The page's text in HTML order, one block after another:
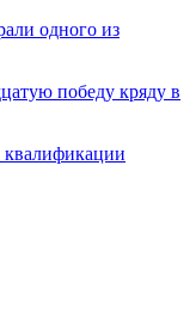
одного из
победу кряду в